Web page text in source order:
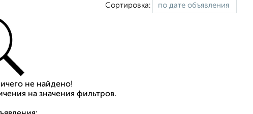
Сортировка:
не найдено!
на значения фильтров.